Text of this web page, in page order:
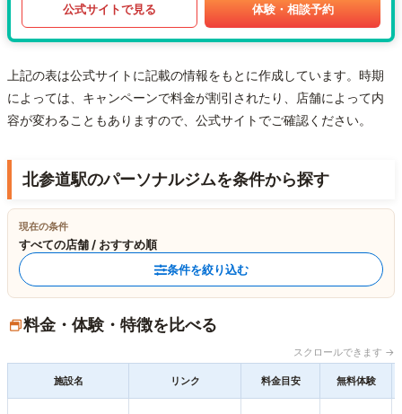
公式サイトで見る 体験・相談予約
上記の表は公式サイトに記載の情報をもとに作成しています。時期
によっては、キャンペーンで料金が割引されたり、店舗によって内
容が変わることもありますので、公式サイトでご確認ください。
北参道駅のパーソナルジムを条件から探す
現在の条件
すべての店舗 / おすすめ順
条件を絞り込む
料金・体験・特徴を比べる
スクロールできます →
施設名 リンク 料金目安 無料体験